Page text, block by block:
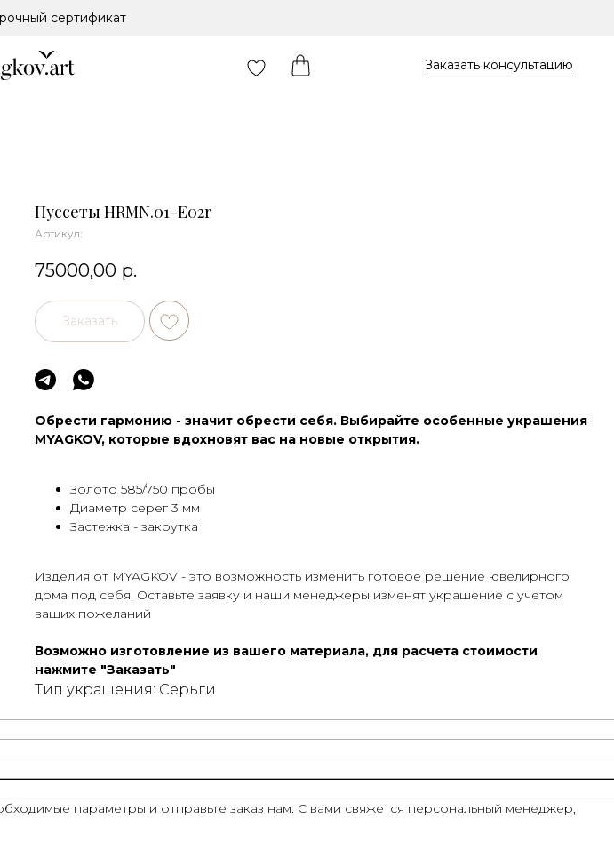
Заказать консультацию
сертификат
Пуссеты HRMN.01-E02r
Артикул:
75000,00 р.
Заказать
Обрести гармонию - значит обрести себя. Выбирайте особенные украшения
MYAGKOV, которые вдохновят вас на новые открытия.
Золото 585/750 пробы
Диаметр серег 3 мм
Застежка - закрутка
Изделия от MYAGKOV - это возможность изменить готовое решение ювелирного
дома под себя. Оставьте заявку и наши менеджеры изменят украшение с учетом
ваших пожеланий
Возможно изготовление из вашего материала, для расчета стоимости
нажмите "Заказать"
Тип украшения: Серьги
параметры и отправьте заказ нам. С вами свяжется персональный менеджер,